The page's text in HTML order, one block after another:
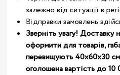
залежно від ситуації в
Відправки замовлень
Зверніть увагу!
оформити для товарів,
перевищують 40х60х30 см,
оголошена вартість до 10